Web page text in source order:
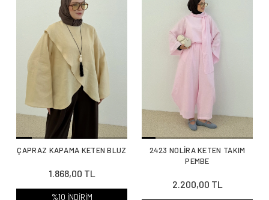
ÇAPRAZ KAPAMA KETEN BLUZ
1.868,00 TL
%10 İNDİRİM
2423 NOLİRA KETEN TAKIM
PEMBE
2.200,00 TL